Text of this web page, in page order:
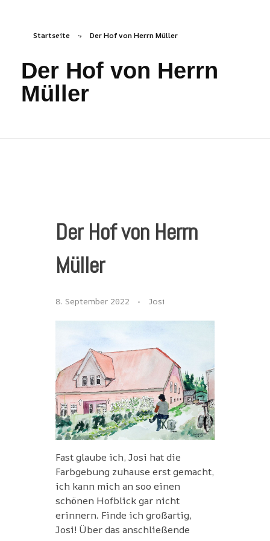
Startseite » Der Hof von Herrn Müller
Der Hof von Herrn
Müller
Der Hof von Herrn
Müller
8. September 2022 Josi
Fast glaube ich, Josi hat die
Farbgebung zuhause erst gemacht,
ich kann mich an soo einen
schönen Hofblick gar nicht
erinnern. Finde ich großartig,
Josi! Über das anschließende